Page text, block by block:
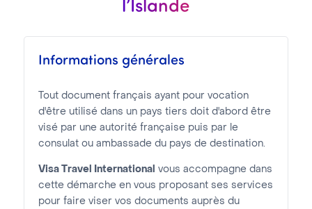
Informations générales
Tout document français ayant pour vocation
d'être utilisé dans un pays tiers doit d'abord être
visé par une autorité française puis par le
consulat ou ambassade du pays de destination.
Visa Travel International
vous accompagne dans
cette démarche en vous proposant ses services
pour faire viser vos documents auprès du